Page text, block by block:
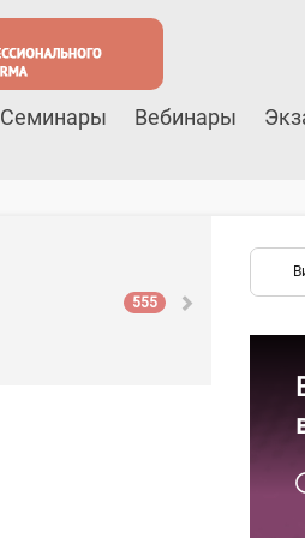
Семинары Вебинары
555